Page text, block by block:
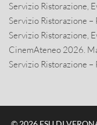
Servizio Ristorazione,
Servizio Ristorazione –
Servizio Ristorazione,
CinemAteneo 2026.
Servizio Ristorazione –